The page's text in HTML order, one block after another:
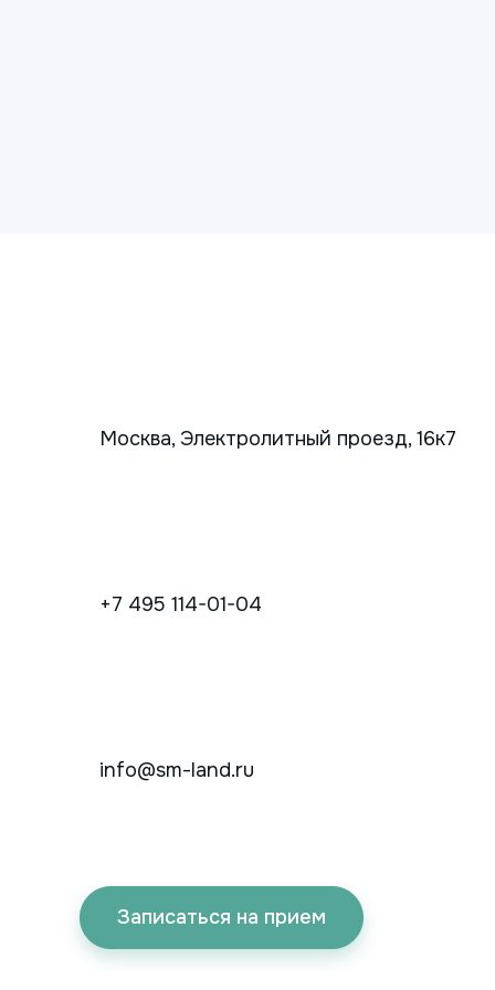
Москва, Электролитный проезд, 16к7
+7 495 114-01-04
info@sm-land.ru
Записаться на прием